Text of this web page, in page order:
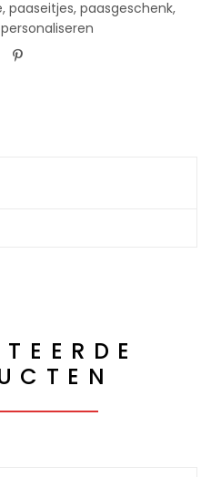
, paaseitjes, paasgeschenk,
personaliseren